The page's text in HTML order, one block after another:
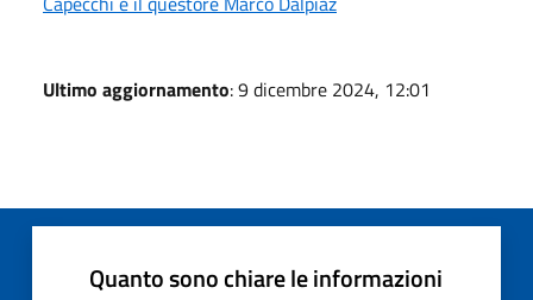
Ultimo aggiornamento: 9 dicembre 2024, 12:01
Quanto sono chiare le informazioni